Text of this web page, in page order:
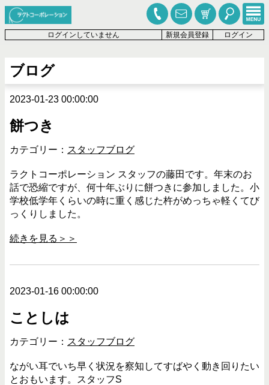
ログインしていません 新規会員登録 ログイン
ブログ
2023-01-23 00:00:00
餅つき
カテゴリー： スタッフブログ
ラクトコーポレーション スタッフの藤田です。年末のお
話で恐縮ですが、何十年ぶりに餅つきに参加しました。小
学校低学年くらいの時に重く感じた杵がめっちゃ軽くてび
っくりしました。
続きを見る＞＞
2023-01-16 00:00:00
ことしは
カテゴリー： スタッフブログ
ながい耳でいち早く状況を察知してすばやく動き回りたい
とおもいます。スタッフS